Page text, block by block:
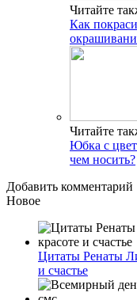
Читайте
Как
Читайте
Юбка с
чем носить?
Добавить комментарий
Новое
Цитаты Ренаты
и счастье